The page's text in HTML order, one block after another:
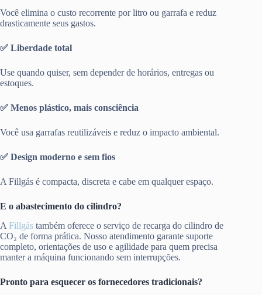
Você elimina o custo recorrente por litro ou garrafa e reduz
drasticamente seus gastos.
✅ Liberdade total
Use quando quiser, sem depender de horários, entregas ou
estoques.
✅ Menos plástico, mais consciência
Você usa garrafas reutilizáveis e reduz o impacto ambiental.
✅ Design moderno e sem fios
A Fillgás é compacta, discreta e cabe em qualquer espaço.
E o abastecimento do cilindro?
A Fillgás também oferece o serviço de recarga do cilindro de
CO₂ de forma prática. Nosso atendimento garante suporte
completo, orientações de uso e agilidade para quem precisa
manter a máquina funcionando sem interrupções.
Pronto para esquecer os fornecedores tradicionais?